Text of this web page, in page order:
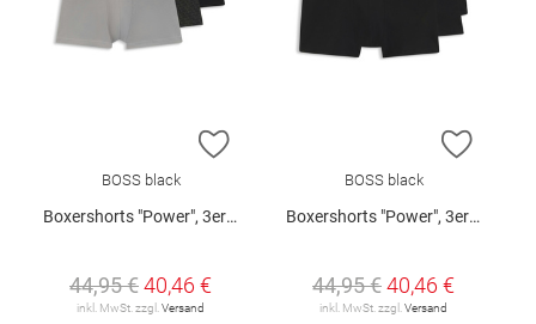
ZUR WUNSCHLISTE HINZUFÜGEN
BOSS black
Boxershorts "Power", 3er-Pack
44,95 €40,46 €
inkl. MwSt. zzgl.Versand
ZUR
BOSS black
Boxershorts "Power", 3er-Pack
44,95 €40,46 €
inkl. MwSt. zzgl.Versand